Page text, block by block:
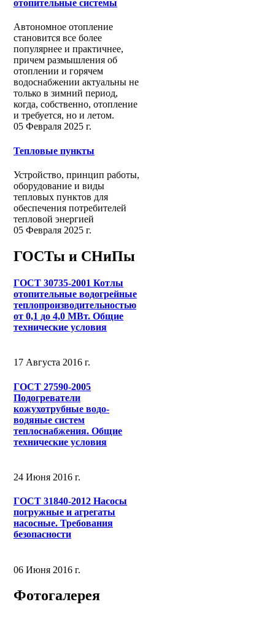
отопительные системы
Автономное отопление
становится все более
популярнее и практичнее,
причем размышления об
отоплении и горячем
водоснабжении актуальны не
только в зимний период,
когда, собственно, отопление
и требуется, но и летом.
05 Февраля 2025 г.
Тепловые пункты
Устройство, принцип работы,
оборудование и виды
тепловых пунктов для
обеспечения потребителей
тепловой энергией
05 Февраля 2025 г.
ГОСТы и СНиПы
ГОСТ 30735-2001 Котлы
отопительные водогрейные
теплопроизводительностью
от 0,1 до 4,0 МВт. Общие
технические условия
17 Августа 2016 г.
ГОСТ 27590-2005
Подогреватели
кожухотрубные водо-
водяные систем
теплоснабжения. Общие
технические условия
24 Июня 2016 г.
ГОСТ 31840-2012 Насосы
погружные и агрегаты
насосные. Требования
безопасности
06 Июня 2016 г.
Фотогалерея